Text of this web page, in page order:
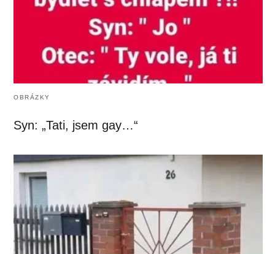
OBRÁZKY
Syn: „Tati, jsem gay…“